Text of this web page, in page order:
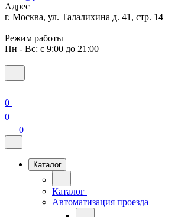
Адрес
г. Москва, ул. Талалихина д. 41, стр. 14
Режим работы
Пн - Вс: с 9:00 до 21:00
0
0
0
Каталог
Каталог
Автоматизация проезда